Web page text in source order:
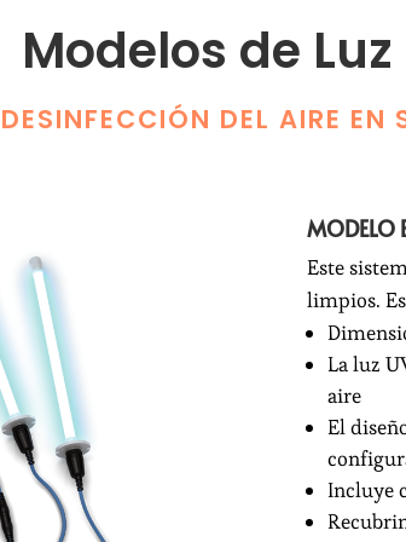
Modelos de Luz
DEL AIRE EN
MODELO
Este
limpios.
La luz
aire
El
Incluye